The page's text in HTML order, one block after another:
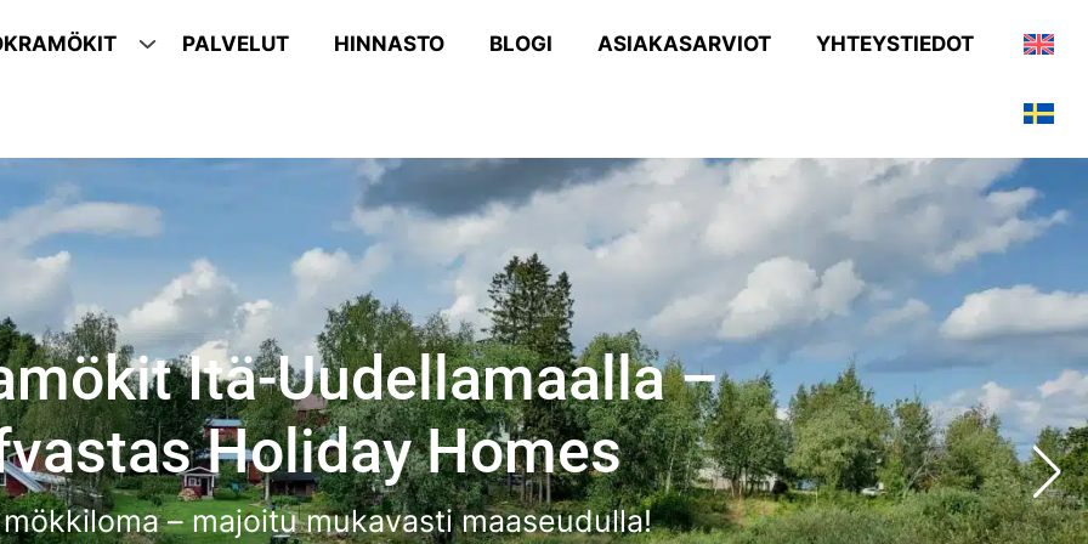
PALVELUT HINNASTO BLOGI ASIAKASARVIOT YHTEYSTIEDOT
Itä-Uudellamaalla –
Holiday Homes
– majoitu mukavasti maaseudulla!